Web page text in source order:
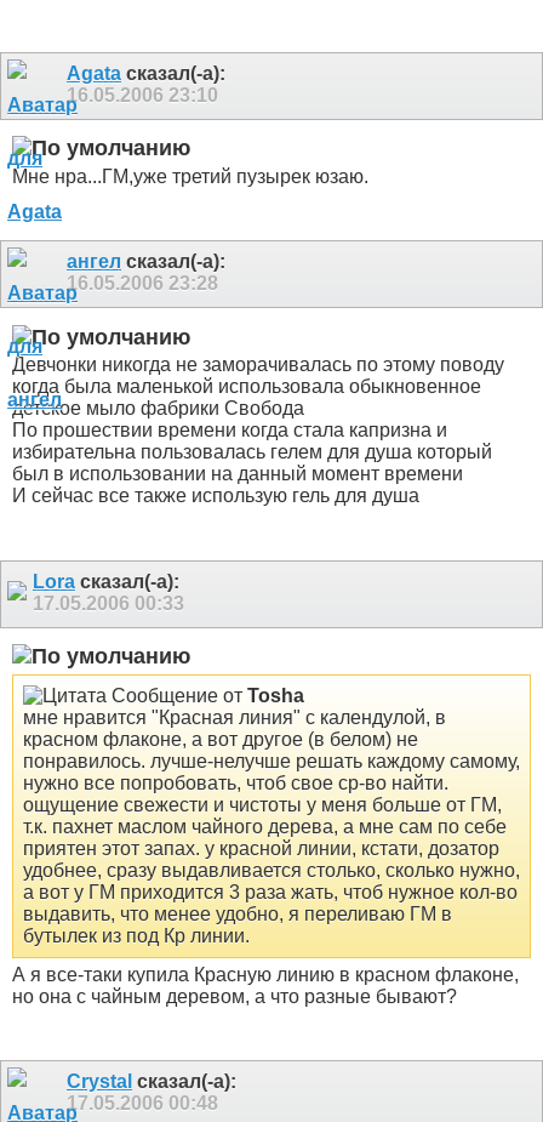
Agata сказал(-а):
16.05.2006 23:10
Мне нра...ГМ,уже третий пузырек юзаю.
ангел сказал(-а):
16.05.2006 23:28
Девчонки никогда не заморачивалась по этому поводу
когда была маленькой использовала обыкновенное
детское мыло фабрики Свобода
По прошествии времени когда стала капризна и
избирательна пользовалась гелем для душа который
был в использовании на данный момент времени
И сейчас все также использую гель для душа
Lora сказал(-а):
17.05.2006 00:33
Сообщение от Tosha
мне нравится "Красная линия" с календулой, в
красном флаконе, а вот другое (в белом) не
понравилось. лучше-нелучше решать каждому самому,
нужно все попробовать, чтоб свое ср-во найти.
ощущение свежести и чистоты у меня больше от ГМ,
т.к. пахнет маслом чайного дерева, а мне сам по себе
приятен этот запах. у красной линии, кстати, дозатор
удобнее, сразу выдавливается столько, сколько нужно,
а вот у ГМ приходится 3 раза жать, чтоб нужное кол-во
выдавить, что менее удобно, я переливаю ГМ в
бутылек из под Кр линии.
А я все-таки купила Красную линию в красном флаконе,
но она с чайным деревом, а что разные бывают?
Crystal сказал(-а):
17.05.2006 00:48